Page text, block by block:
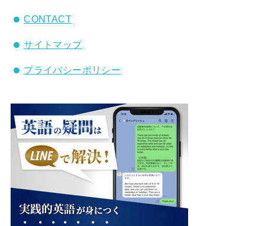
CONTACT
サイトマップ
プライバシーポリシー